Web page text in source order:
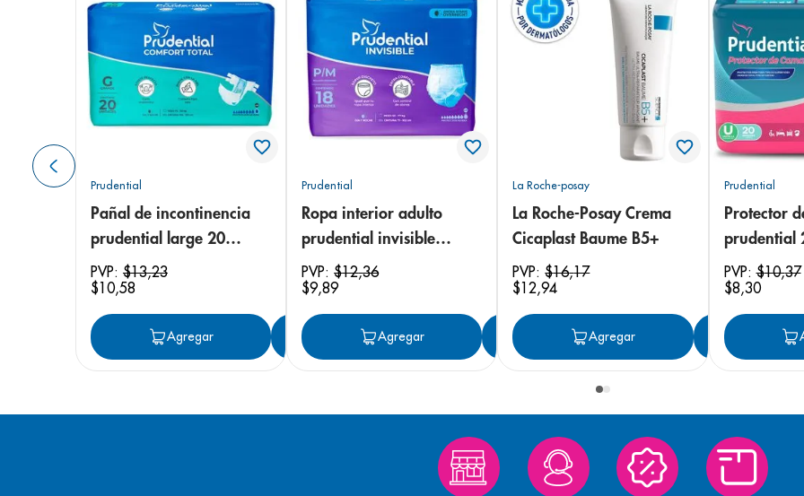
Prudential
Pañal de incontinencia
prudential large 20
unidades
PVP: $13,23
$10,58
Agregar Agregar
Prudential
Ropa interior adulto
prudential invisible
small/medium 18
unidades
PVP:$12,36
$9,89
Agregar Agregar
La Roche-posay
La Roche-Posay Crema
Cicaplast Baume B5+
PVP:$16,17
$12,94
Agregar
Prudential
Protector
prudential
PVP:$10,37
$8,30